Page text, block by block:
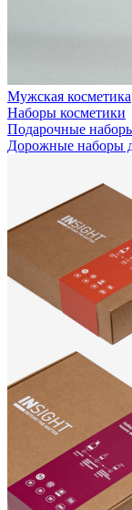
Мужская косметика
Наборы косметики
Подарочные
Дорожные наборы